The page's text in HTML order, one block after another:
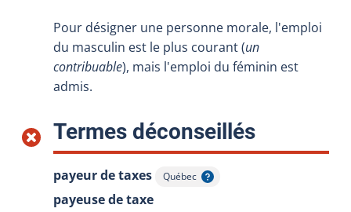
Pour désigner une personne morale, l'emploi
du masculin est le plus courant (un
contribuable), mais l'emploi du féminin est
admis.
Termes déconseillés:
payeur de taxes Québec
Afficher l'infobulle
payeuse de taxe